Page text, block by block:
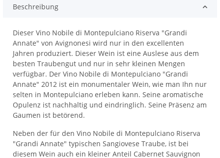
Beschreibung
Dieser Vino Nobile di Montepulciano Riserva "Grandi
Annate" von Avignonesi wird nur in den excellenten
Jahren produziert. Dieser Wein ist eine Auslese aus dem
besten Traubengut und nur in sehr kleinen Mengen
verfügbar. Der Vino Nobile di Montepulciano "Grandi
Annate" 2012 ist ein monumentaler Wein, wie man Ihn nur
selten in Montepulciano erleben kann. Seine aromatische
Opulenz ist nachhaltig und eindringlich. Seine Präsenz am
Gaumen ist betörend.
Neben der für den Vino Nobile di Montepulciano Riserva
"Grandi Annate" typischen Sangiovese Traube, ist bei
diesem Wein auch ein kleiner Anteil Cabernet Sauvignon